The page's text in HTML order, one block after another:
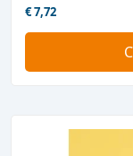
€7,72